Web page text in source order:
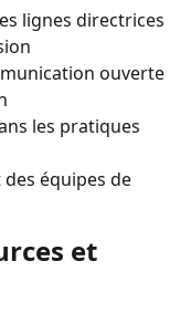
lignes directrices
ouverte
les pratiques
équipes de
et